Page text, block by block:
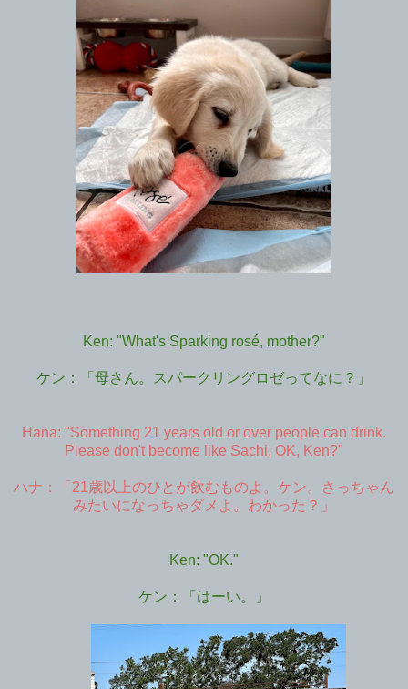
Ken: "What's Sparking rosé, mother?"
ケン：「母さん。スパークリングロゼってなに？」
Hana: "Something 21 years old or over people can drink.
Please don't become like Sachi, OK, Ken?"
ハナ：「21歳以上のひとが飲むものよ。ケン。さっちゃん
みたいになっちゃダメよ。わかった？」
Ken: "OK."
ケン：「はーい。」